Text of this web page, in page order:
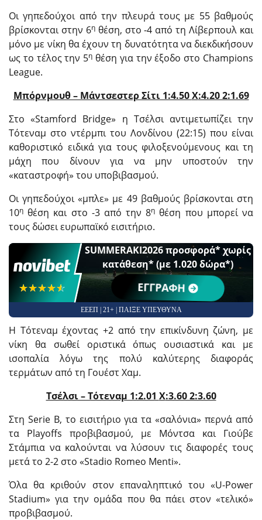
Οι γηπεδούχοι από την πλευρά τους με 55 βαθμούς
βρίσκονται στην 6ηθέση, στο -4 από τη Λίβερπουλ και
μόνο με νίκη θα έχουν τη δυνατότητα να διεκδικήσουν
ως το τέλος την 5η θέση για την έξοδο στο Champions
League.
Μπόρνμουθ – Μάντσεστερ Σίτι 1:4.50X:4.20 2:1.69
Στο «Stamford Bridge» η Τσέλσι αντιμετωπίζει την
Τότεναμ στο ντέρμπι του Λονδίνου (22:15) που είναι
καθοριστικό ειδικά για τους φιλοξενούμενους και τη
μάχη που δίνουν για να μην υποστούν την
«καταστροφή» του υποβιβασμού.
Οι γηπεδούχοι «μπλε» με 49 βαθμούς βρίσκονται στη
10η θέση και στο -3 από την 8η θέση που μπορεί να
τους δώσει ευρωπαϊκό εισιτήριο.
☆☆☆☆☆
★★★★★
SUMMERAKI2026 προσφορά* χωρίς
κατάθεση* (με 1.020 δώρα*)
ΕΓΓΡΑΦΗ
ΕΕΕΠ | 21+ | ΠΑΙΞΕ ΥΠΕΥΘΥΝΑ
Η Τότεναμ έχοντας +2 από την επικίνδυνη ζώνη, με
νίκη θα σωθεί οριστικά όπως ουσιαστικά και με
ισοπαλία λόγω της πολύ καλύτερης διαφοράς
τερμάτων από τη Γουέστ Χαμ.
Τσέλσι – Τότεναμ 1:2.01 X:3.60 2:3.60
Στη Serie B, το εισιτήριο για τα «σαλόνια» περνά από
τα Playoffs προβιβασμού, με Μόντσα και Γιούβε
Στάμπια να καλούνται να λύσουν τις διαφορές τους
μετά το 2-2 στο «Stadio Romeo Menti».
Όλα θα κριθούν στον επαναληπτικό του «U-Power
Stadium» για την ομάδα που θα πάει στον «τελικό»
προβιβασμού.